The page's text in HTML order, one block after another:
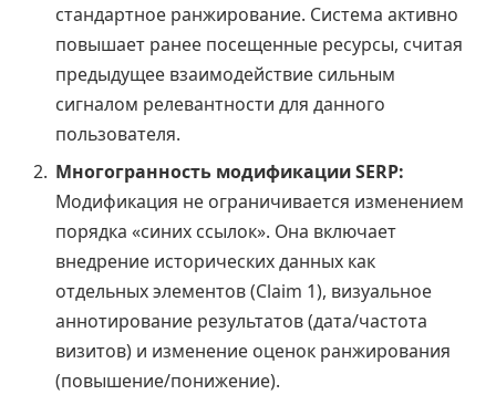
стандартное ранжирование. Система активно
повышает ранее посещенные ресурсы, считая
предыдущее взаимодействие сильным
сигналом релевантности для данного
пользователя.
Многогранность модификации SERP:
Модификация не ограничивается изменением
порядка «синих ссылок». Она включает
внедрение исторических данных как
отдельных элементов (Claim 1), визуальное
аннотирование результатов (дата/частота
визитов) и изменение оценок ранжирования
(повышение/понижение).